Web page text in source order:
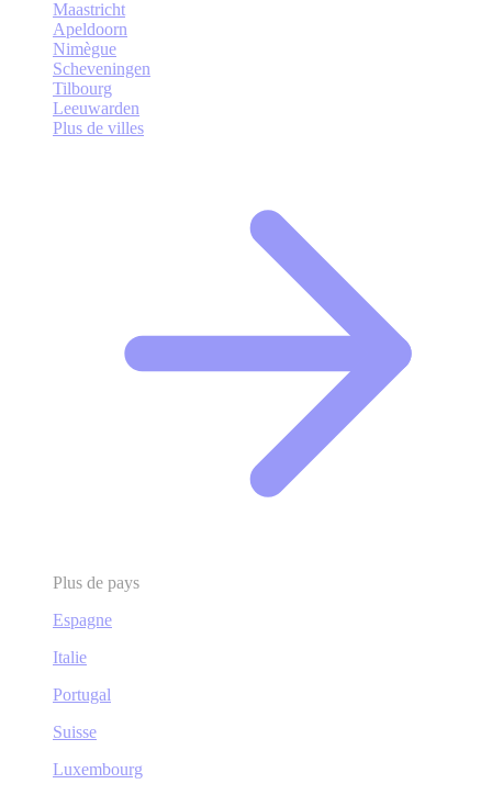
Maastricht
Apeldoorn
Nimègue
Scheveningen
Tilbourg
Leeuwarden
Plus de villes
Plus de pays
Espagne
Italie
Portugal
Suisse
Luxembourg